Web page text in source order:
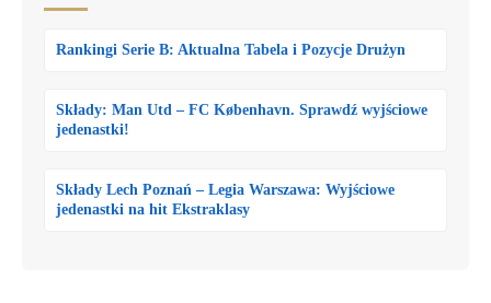
Rankingi Serie B: Aktualna Tabela i Pozycje Drużyn
Składy: Man Utd – FC København. Sprawdź wyjściowe
jedenastki!
Składy Lech Poznań – Legia Warszawa: Wyjściowe
jedenastki na hit Ekstraklasy